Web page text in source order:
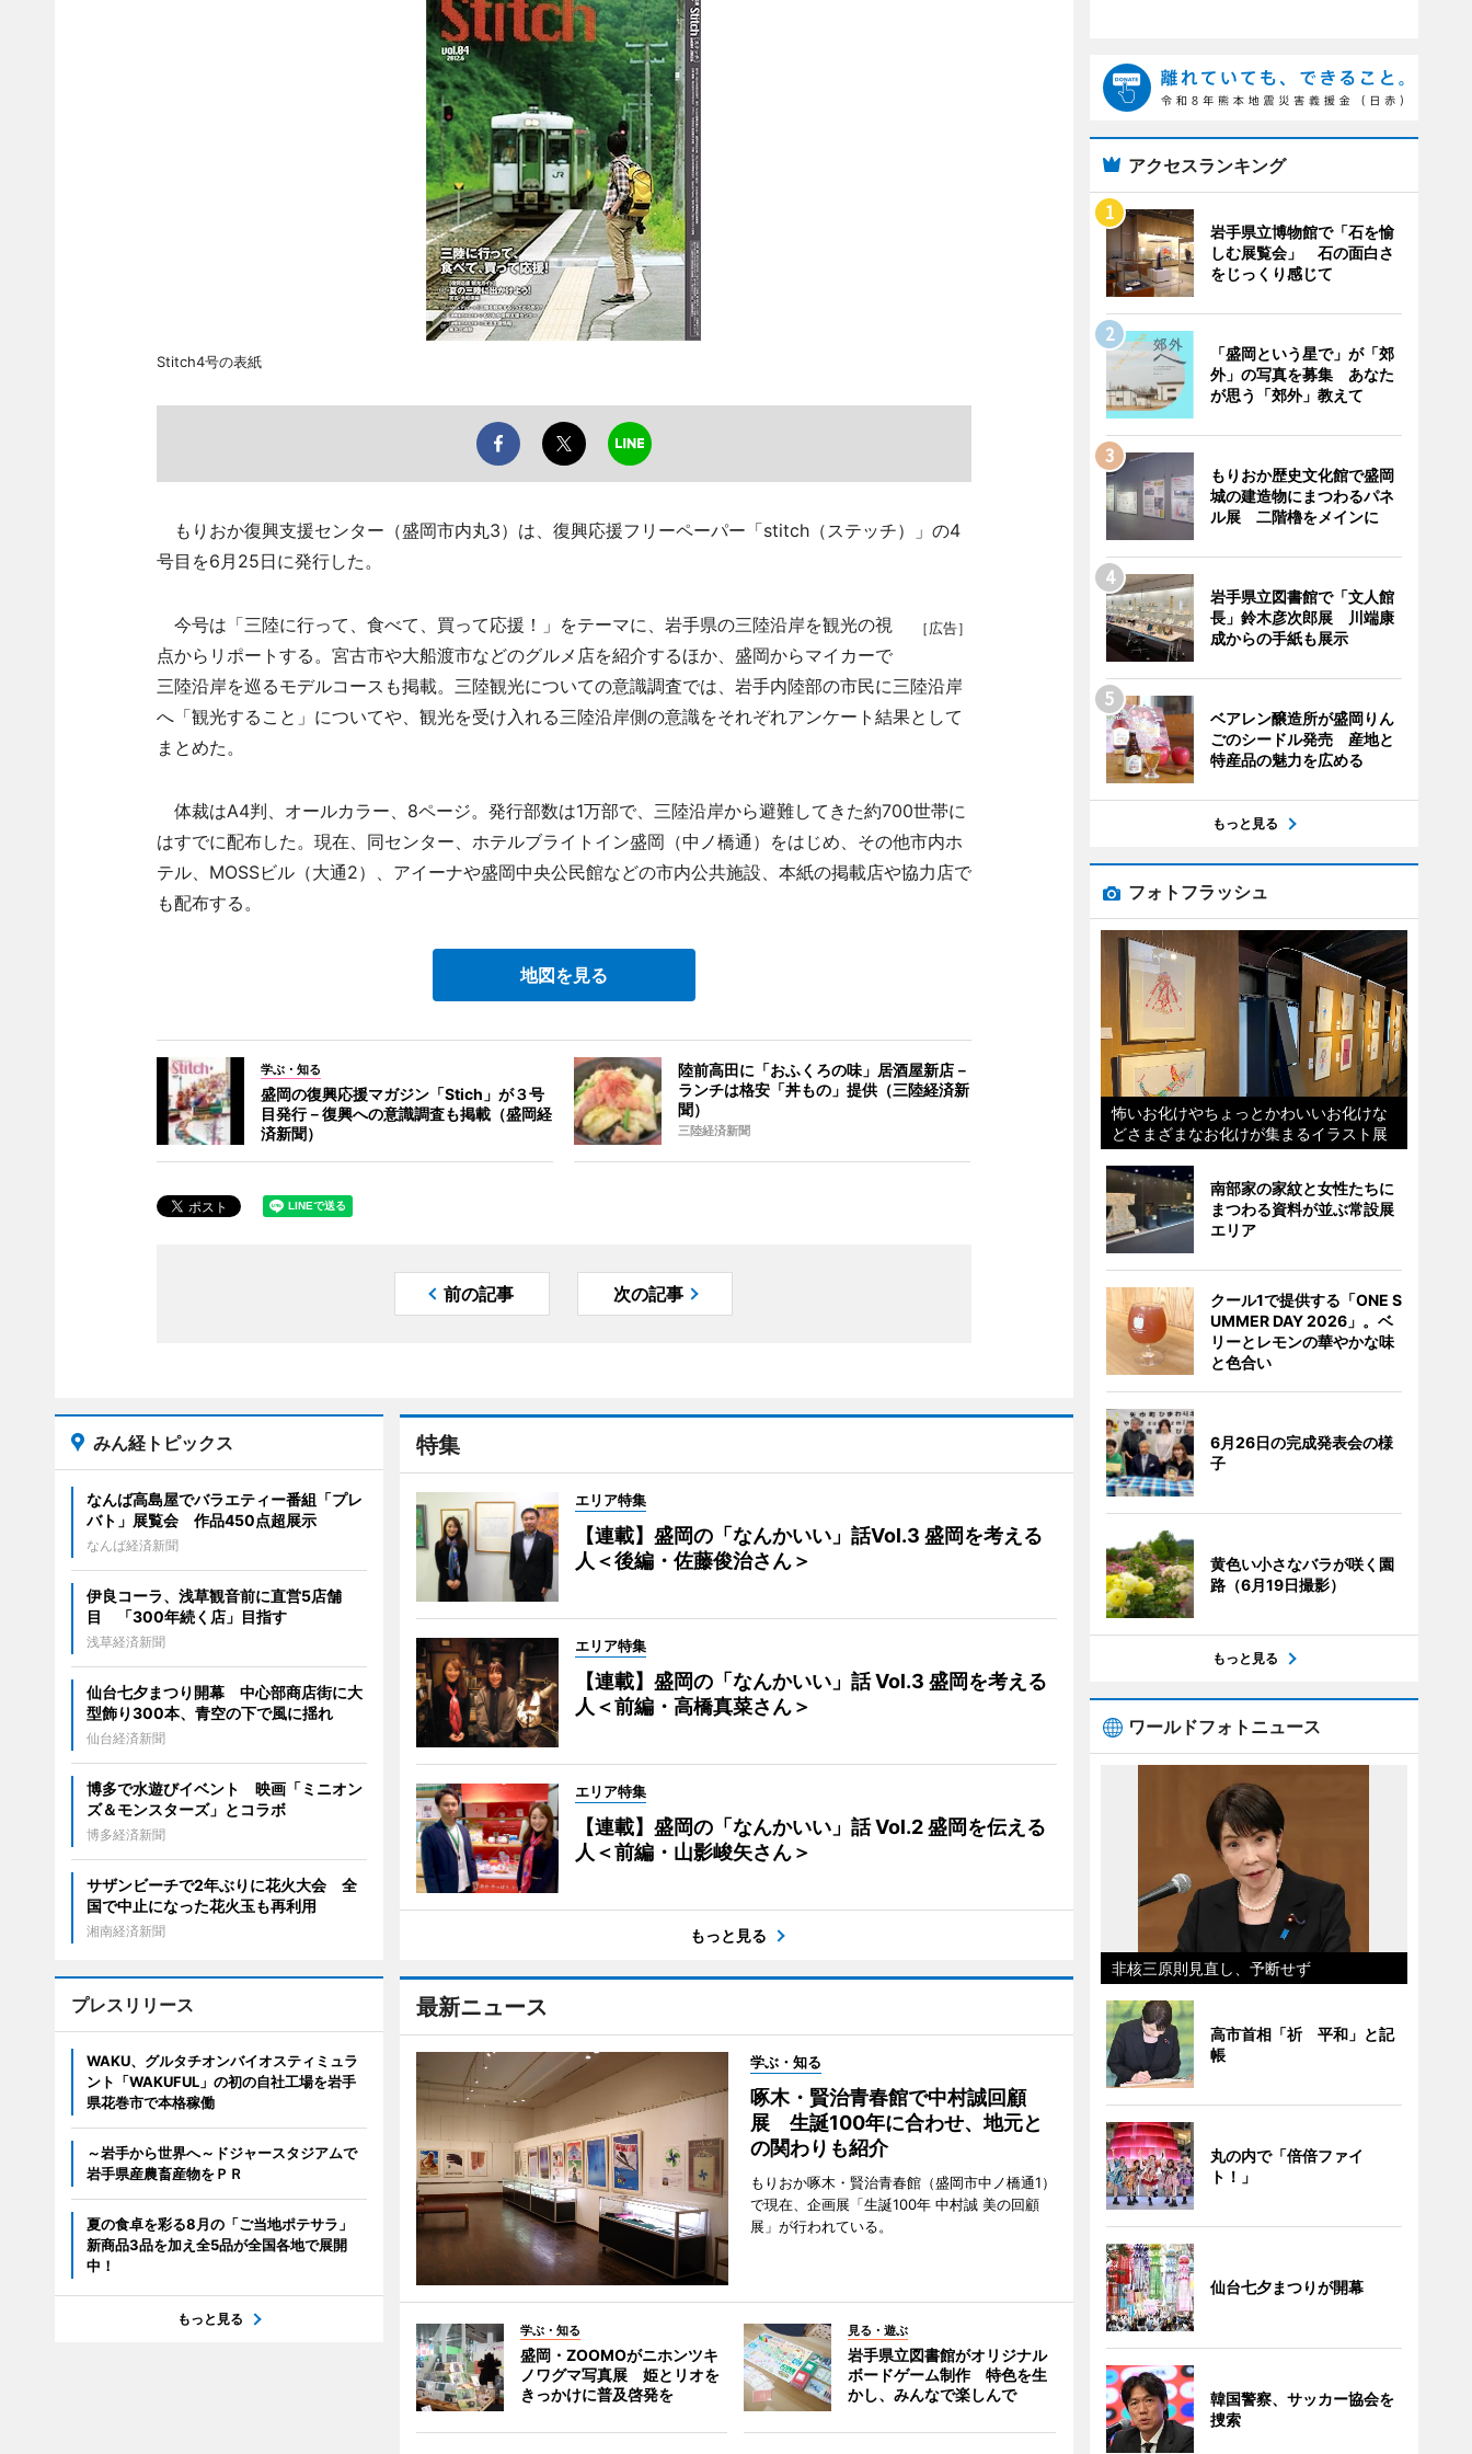
Stitch4号の表紙
もりおか復興支援センター（盛岡市内丸3）は、復興応援フリーペーパー「stitch（ステッチ）」の4
号目を6月25日に発行した。
［広告］
今号は「三陸に行って、食べて、買って応援！」をテーマに、岩手県の三陸沿岸を観光の視
点からリポートする。宮古市や大船渡市などのグルメ店を紹介するほか、盛岡からマイカーで
三陸沿岸を巡るモデルコースも掲載。三陸観光についての意識調査では、岩手内陸部の市民に三陸沿岸
へ「観光すること」についてや、観光を受け入れる三陸沿岸側の意識をそれぞれアンケート結果として
まとめた。
体裁はA4判、オールカラー、8ページ。発行部数は1万部で、三陸沿岸から避難してきた約700世帯に
はすでに配布した。現在、同センター、ホテルブライトイン盛岡（中ノ橋通）をはじめ、その他市内ホ
テル、MOSSビル（大通2）、アイーナや盛岡中央公民館などの市内公共施設、本紙の掲載店や協力店で
も配布する。
地図を見る
学ぶ・知る
盛岡の復興応援マガジン「Stich」が３号
目発行－復興への意識調査も掲載（盛岡経
済新聞）
陸前高田に「おふくろの味」居酒屋新店－
ランチは格安「丼もの」提供（三陸経済新
聞）
三陸経済新聞
前の記事 次の記事
特集
エリア特集
【連載】盛岡の「なんかいい」話Vol.3 盛岡を考える
人＜後編・佐藤俊治さん＞
エリア特集
【連載】盛岡の「なんかいい」話 Vol.3 盛岡を考える
人＜前編・高橋真菜さん＞
エリア特集
【連載】盛岡の「なんかいい」話 Vol.2 盛岡を伝える
人＜前編・山影峻矢さん＞
もっと見る
最新ニュース
学ぶ・知る
啄木・賢治青春館で中村誠回顧
展 生誕100年に合わせ、地元と
の関わりも紹介
もりおか啄木・賢治青春館（盛岡市中ノ橋通1）
で現在、企画展「生誕100年 中村誠 美の回顧
展」が行われている。
学ぶ・知る
盛岡・ZOOMOがニホンツキ
ノワグマ写真展 姫とリオを
きっかけに普及啓発を
見る・遊ぶ
岩手県立図書館がオリジナル
ボードゲーム制作 特色を生
かし、みんなで楽しんで
みん経トピックス
なんば高島屋でバラエティー番組「プレ
バト」展覧会 作品450点超展示
なんば経済新聞
伊良コーラ、浅草観音前に直営5店舗
目 「300年続く店」目指す
浅草経済新聞
仙台七夕まつり開幕 中心部商店街に大
型飾り300本、青空の下で風に揺れ
仙台経済新聞
博多で水遊びイベント 映画「ミニオン
ズ＆モンスターズ」とコラボ
博多経済新聞
サザンビーチで2年ぶりに花火大会 全
国で中止になった花火玉も再利用
湘南経済新聞
プレスリリース
WAKU、グルタチオンバイオスティミュラ
ント「WAKUFUL」の初の自社工場を岩手
県花巻市で本格稼働
～岩手から世界へ～ドジャースタジアムで
岩手県産農畜産物をＰＲ
夏の食卓を彩る8月の「ご当地ポテサラ」
新商品3品を加え全5品が全国各地で展開
中！
もっと見る
アクセスランキング
岩手県立博物館で「石を愉
しむ展覧会」 石の面白さ
をじっくり感じて
「盛岡という星で」が「郊
外」の写真を募集 あなた
が思う「郊外」教えて
もりおか歴史文化館で盛岡
城の建造物にまつわるパネ
ル展 二階櫓をメインに
岩手県立図書館で「文人館
長」鈴木彦次郎展 川端康
成からの手紙も展示
ベアレン醸造所が盛岡りん
ごのシードル発売 産地と
特産品の魅力を広める
もっと見る
フォトフラッシュ
怖いお化けやちょっとかわいいお化けな
どさまざまなお化けが集まるイラスト展
南部家の家紋と女性たちに
まつわる資料が並ぶ常設展
エリア
クール1で提供する「ONE S
UMMER DAY 2026」。ベ
リーとレモンの華やかな味
と色合い
6月26日の完成発表会の様
子
黄色い小さなバラが咲く園
路（6月19日撮影）
もっと見る
ワールドフォトニュース
非核三原則見直し、予断せず
高市首相「祈 平和」と記
帳
丸の内で「倍倍ファイ
ト！」
仙台七夕まつりが開幕
韓国警察、サッカー協会を
捜索